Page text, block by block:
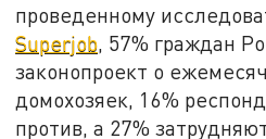
проведенному
Superjob, 57% граждан
законопроект о
домохозяек, 16%
против, а 27%